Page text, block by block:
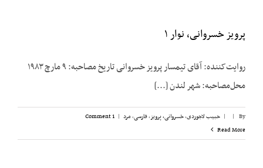
پرویز خسروانی، نوار ۱
روایت‌کننده: آقای تیمسار پرویز خسروانی تاریخ مصاحبه: ۹ مارچ ۱۹۸۳
محل‌مصاحبه: شهر لندن [...]
By
|
| حبیب لاجوردی,خسروانی، پرویز,فارسی,مرد |
1 Comment
Read More